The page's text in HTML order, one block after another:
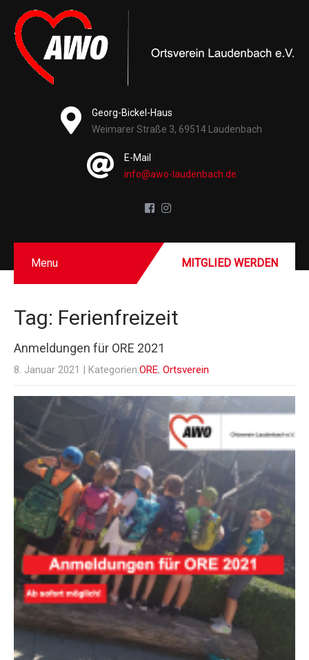
Georg-Bickel-Haus
Weimarer Straße 3, 69514 Laudenbach
E-Mail
info@awo-laudenbach.de
Menu MITGLIED WERDEN
Tag: Ferienfreizeit
Anmeldungen für ORE 2021
8. Januar 2021 | Kategorien:ORE, Ortsverein